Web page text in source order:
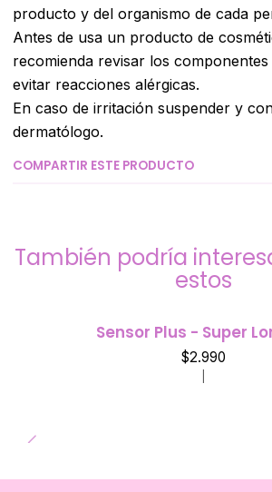
producto y del organismo de cada
Antes de usa un producto de
recomienda revisar los
evitar reacciones alérgicas.
En caso de irritación suspender y
dermatólogo.
COMPARTIR ESTE PRODUCTO
También podría
estos
Sensor Plus - Super
$2.990